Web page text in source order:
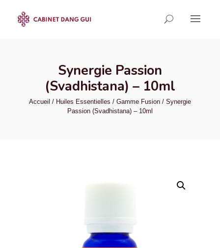
Synergie Passion
(Svadhistana) – 10ml
Accueil / Huiles Essentielles / Gamme Fusion/ Synergie
Passion (Svadhistana) – 10ml